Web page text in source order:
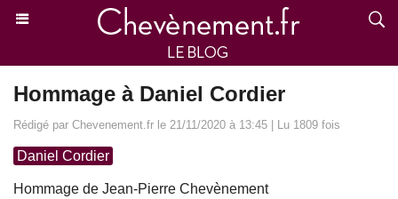
Hommage à Daniel Cordier
Rédigé par Chevenement.fr le 21/11/2020 à 13:45 | Lu 1809 fois
Daniel Cordier
Hommage de Jean-Pierre Chevènement